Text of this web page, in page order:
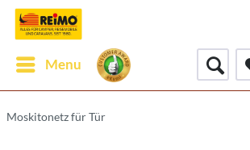
Menu
Moskitonetz für Tür